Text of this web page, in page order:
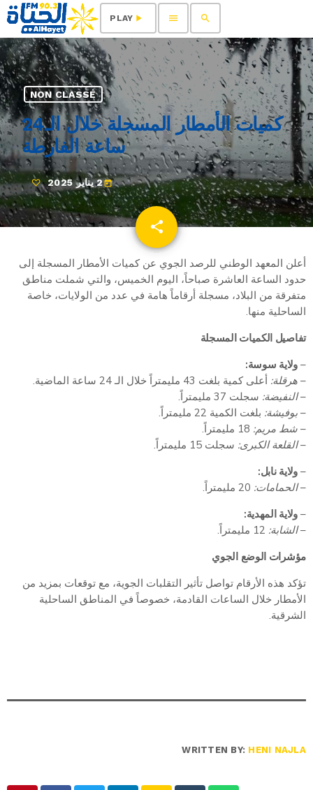
search
menu
play_arrow
PLAY
NON CLASSÉ
كميات الأمطار المسجلة خلال الـ24
ساعة الفارطة
today2 يناير 2025
share
email
أعلن المعهد الوطني للرصد الجوي عن كميات الأمطار المسجلة إلى
حدود الساعة العاشرة صباحاً، اليوم الخميس، والتي شملت مناطق
متفرقة من البلاد، مسجلة أرقاماً هامة في عدد من الولايات، خاصة
الساحلية منها.
تفاصيل الكميات المسجلة
– ولاية سوسة:
– هرقلة: أعلى كمية بلغت 43 مليمتراً خلال الـ 24 ساعة الماضية.
–النفيضة: سجلت 37 مليمتراً.
– بوفيشة: بلغت الكمية 22 مليمتراً.
– شط مريم:
–القلعة الكبرى: سجلت 15 مليمتراً.
– ولاية نابل:
–الحمامات:
– ولاية المهدية:
–الشابة:
مؤشرات الوضع الجوي
تؤكد هذه الأرقام تواصل تأثير التقلبات الجوية، مع توقعات بمزيد من
الأمطار خلال الساعات القادمة، خصوصاً في المناطق الساحلية
الشرقية.
WRITTEN BY: HENI NAJLA